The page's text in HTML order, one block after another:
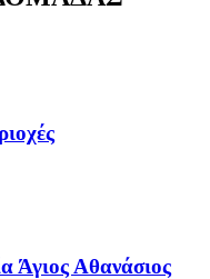
Άγιος Αθανάσιος